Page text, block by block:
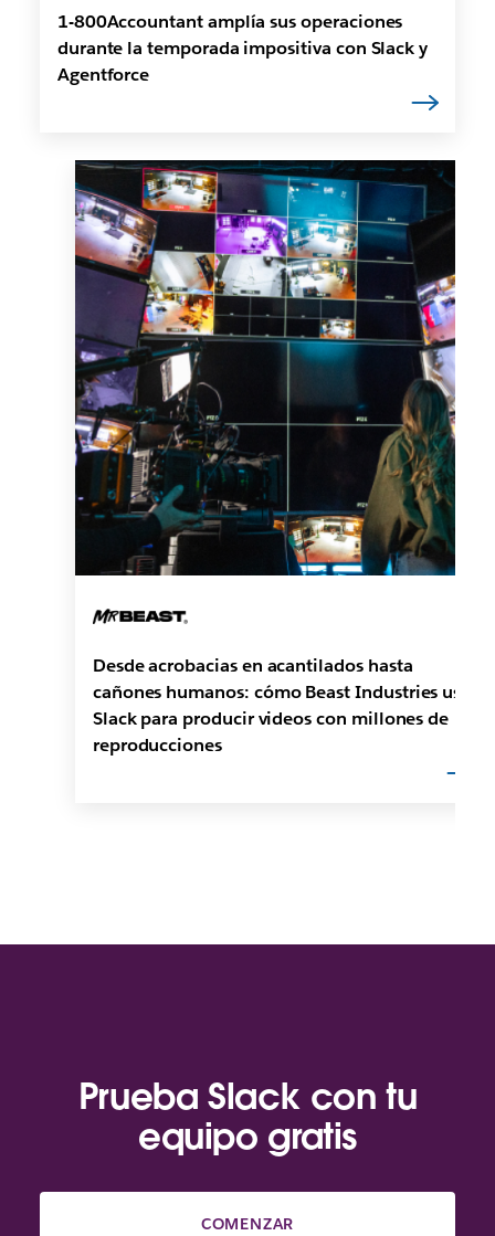
1-800Accountant amplía sus operaciones
durante la temporada impositiva con Slack y
Agentforce
Desde acrobacias en acantilados hasta
cañones humanos: cómo Beast Industries usa
Slack para producir videos con millones de
reproducciones
Prueba Slack con tu
equipo gratis
COMENZAR